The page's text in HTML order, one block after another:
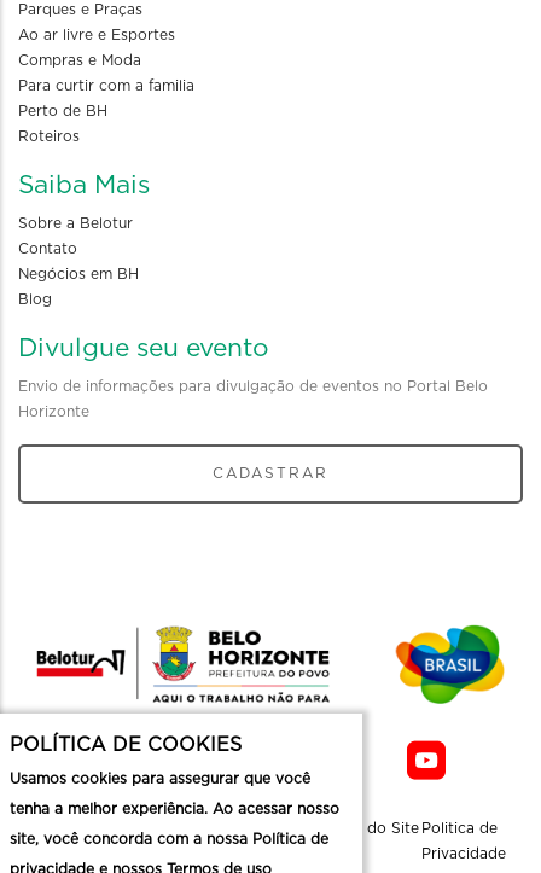
Parques e Praças
Ao ar livre e Esportes
Compras e Moda
Para curtir com a familia
Perto de BH
Roteiros
Saiba Mais
Sobre a Belotur
Contato
Negócios em BH
Blog
Divulgue seu evento
Envio de informações para divulgação de eventos no Portal Belo
Horizonte
CADASTRAR
Mapa do Site Politica de
Privacidade
POLÍTICA DE COOKIES
Usamos cookies para assegurar que você
tenha a melhor experiência. Ao acessar nosso
site, você concorda com a nossa Política de
privacidade e nossos Termos de uso